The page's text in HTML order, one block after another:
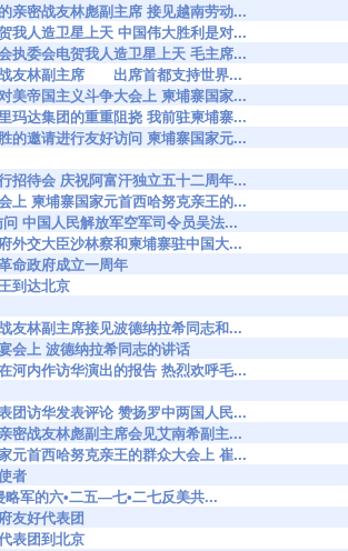
亲密战友林彪副主席 接见越南劳动...
我人造卫星上天 中国伟大胜利是对...
执委会电贺我人造卫星上天 毛主席...
战友林副主席 出席首都支持世界...
美帝国主义斗争大会上 柬埔寨国家...
玛达集团的重重阻挠 我前驻柬埔寨...
的邀请进行友好访问 柬埔寨国家元...
招待会 庆祝阿富汗独立五十二周年...
上 柬埔寨国家元首西哈努克亲王的...
中国人民解放军空军司令员吴法...
外交大臣沙林察和柬埔寨驻中国大...
命政府成立一周年
到达北京
友林副主席接见波德纳拉希同志和...
会上 波德纳拉希同志的讲话
河内作访华演出的报告 热烈欢呼毛...
团访华发表评论 赞扬罗中两国人民...
密战友林彪副主席会见艾南希副主...
元首西哈努克亲王的群众大会上 崔...
者
略军的六•二五—七•二七反美共...
友好代表团
表团到北京